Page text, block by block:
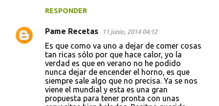
RESPONDER
Pame Recetas 11 junio, 2014 04:12
Es que como va uno a dejar de comer cosas
tan ricas sólo por que hace calor, yo la
verdad es que en verano no he podido
nunca dejar de encender el horno, es que
siempre sale algo que no precisa. Ya se nos
viene el mundial y esta es una gran
propuesta para tener pronta con unas